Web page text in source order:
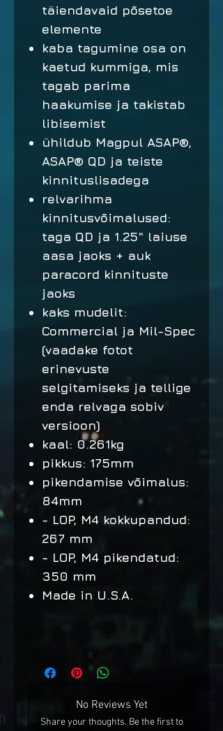
täiendavaid põsetoe
elemente
kaba tagumine osa on
kaetud kummiga, mis
tagab parima
haakumise ja takistab
libisemist
ühildub Magpul ASAP®,
ASAP® QD ja teiste
kinnituslisadega
relvarihma
kinnitusvõimalused:
taga QD ja 1.25" laiuse
aasa jaoks + auk
paracord kinnituste
jaoks
kaks mudelit:
Commercial ja Mil-Spec
(vaadake fotot
erinevuste
selgitamiseks ja tellige
enda relvaga sobiv
versioon)
kaal: 0.261kg
pikkus: 175mm
pikendamise võimalus:
84mm
- LOP, M4 kokkupandud:
267 mm
- LOP, M4 pikendatud:
350 mm
Made in U.S.A.
No Reviews Yet
Share your thoughts. Be the first to